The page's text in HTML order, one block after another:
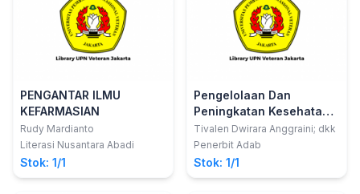
PENGANTAR ILMU
KEFARMASIAN
Rudy Mardianto
Literasi Nusantara Abadi
Stok: 1/1
Pengelolaan Dan
Peningkatan Kesehatan
Lanjut Usia
Tivalen Dwirara Anggraini; dkk
Penerbit Adab
Stok: 1/1